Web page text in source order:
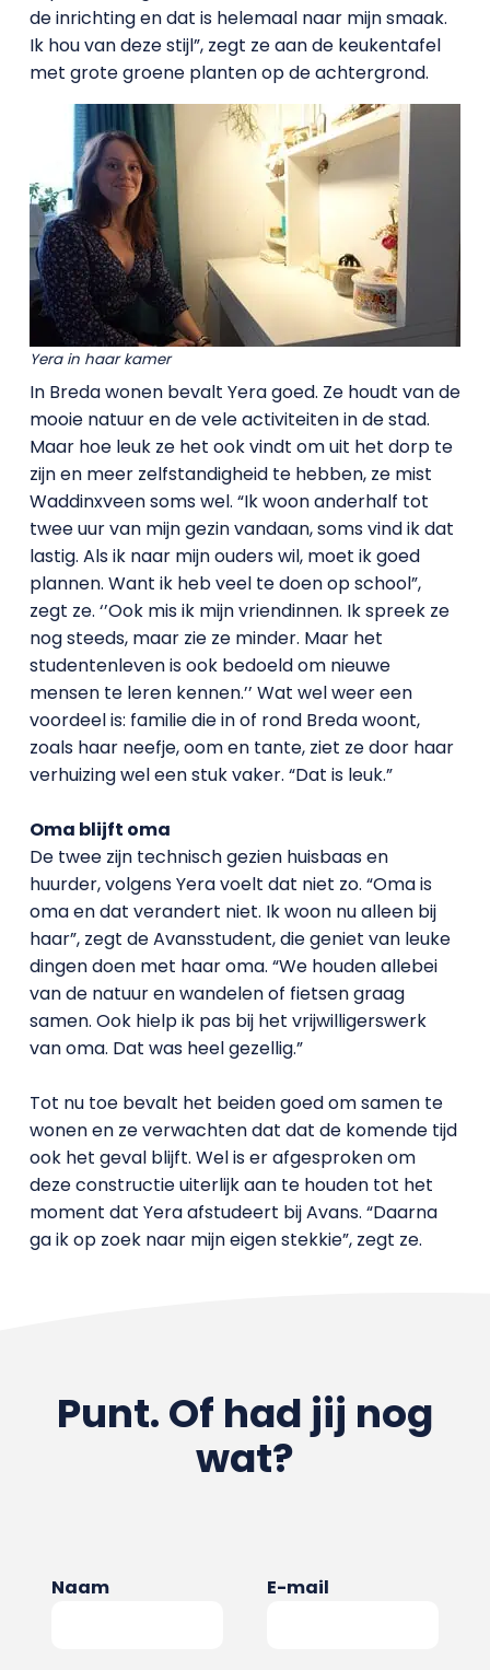
de inrichting en dat is helemaal naar mijn smaak.
Ik hou van deze stijl”, zegt ze aan de keukentafel
met grote groene planten op de achtergrond.
Yera in haar kamer
In Breda wonen bevalt Yera goed. Ze houdt van de
mooie natuur en de vele activiteiten in de stad.
Maar hoe leuk ze het ook vindt om uit het dorp te
zijn en meer zelfstandigheid te hebben, ze mist
Waddinxveen soms wel. “Ik woon anderhalf tot
twee uur van mijn gezin vandaan, soms vind ik dat
lastig. Als ik naar mijn ouders wil, moet ik goed
plannen. Want ik heb veel te doen op school”,
zegt ze. ‘’Ook mis ik mijn vriendinnen. Ik spreek ze
nog steeds, maar zie ze minder. Maar het
studentenleven is ook bedoeld om nieuwe
mensen te leren kennen.’’ Wat wel weer een
voordeel is: familie die in of rond Breda woont,
zoals haar neefje, oom en tante, ziet ze door haar
verhuizing wel een stuk vaker. “Dat is leuk.”
Oma blijft oma
De twee zijn technisch gezien huisbaas en
huurder, volgens Yera voelt dat niet zo. “Oma is
oma en dat verandert niet. Ik woon nu alleen bij
haar”, zegt de Avansstudent, die geniet van leuke
dingen doen met haar oma. “We houden allebei
van de natuur en wandelen of fietsen graag
samen. Ook hielp ik pas bij het vrijwilligerswerk
van oma. Dat was heel gezellig.”
Tot nu toe bevalt het beiden goed om samen te
wonen en ze verwachten dat dat de komende tijd
ook het geval blijft. Wel is er afgesproken om
deze constructie uiterlijk aan te houden tot het
moment dat Yera afstudeert bij Avans. “Daarna
ga ik op zoek naar mijn eigen stekkie”, zegt ze.
Punt. Of had jij nog
wat?
Naam E-mail